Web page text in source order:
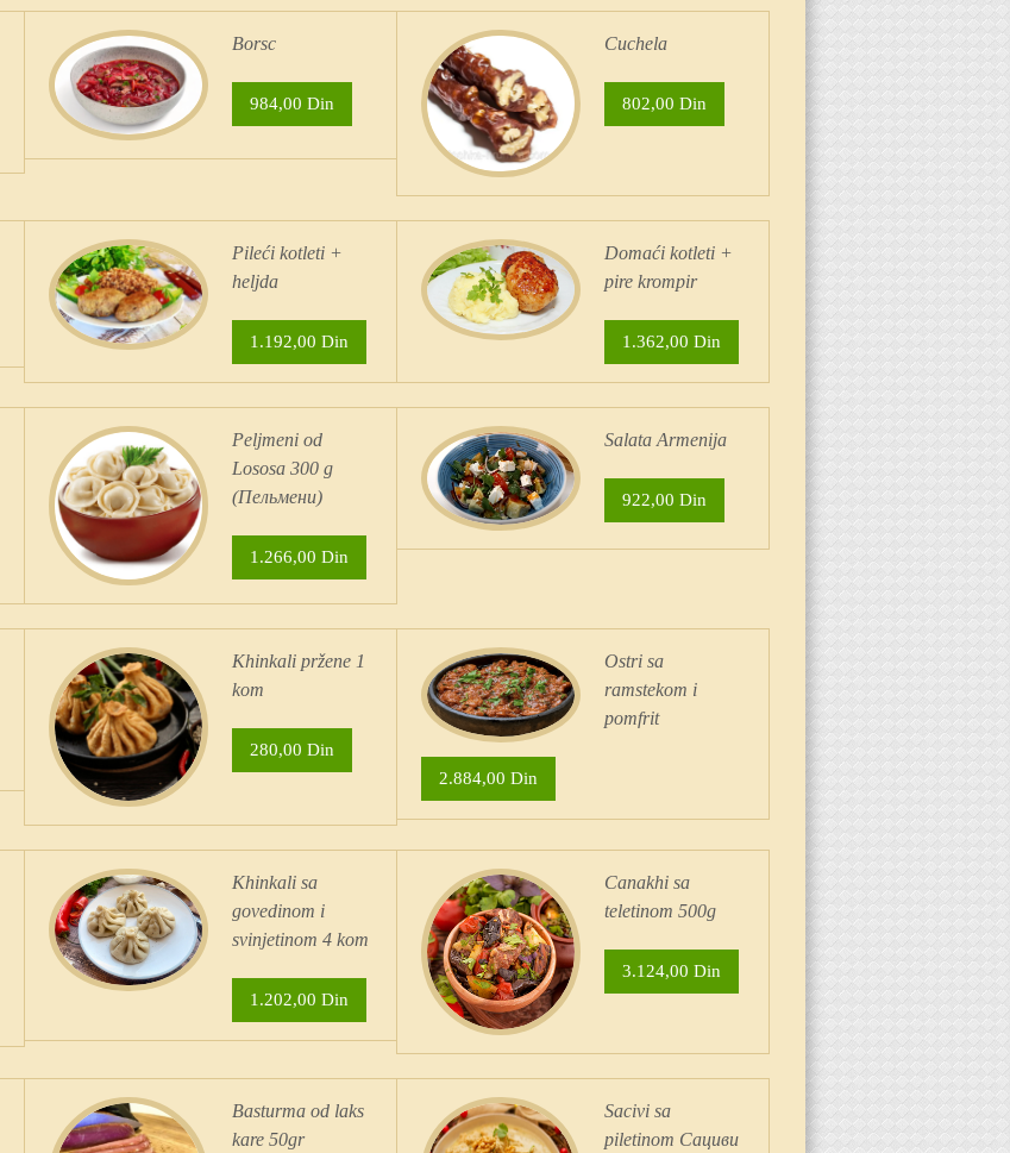
Borsc
984,00 Din
Cuchela
802,00 Din
Pileći kotleti +
heljda
1.192,00 Din
Domaći kotleti +
pire krompir
1.362,00 Din
Peljmeni od
Lososa 300 g
(Пельмени)
1.266,00 Din
Salata Armenija
922,00 Din
Khinkali pržene 1
kom
280,00 Din
Ostri sa
ramstekom i
pomfrit
2.884,00 Din
Khinkali sa
govedinom i
svinjetinom 4 kom
1.202,00 Din
Canakhi sa
teletinom 500g
3.124,00 Din
Basturma od laks
kare 50gr
Sacivi sa
piletinom Сациви